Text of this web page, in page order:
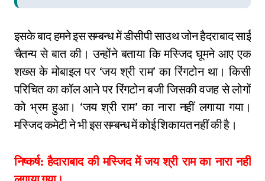
इसके बाद हमने इस सम्बन्ध में डीसीपी साउथ जोन हैदराबाद साईं
चैतन्य से बात की। उन्होंने बताया कि मस्जिद घूमने आए एक
शख्स के मोबाइल पर ‘जय श्री राम’ का रिंगटोन था। किसी
परिचित का कॉल आने पर रिंगटोन बजी जिसकी वजह से लोगों
को भ्रम हुआ। ‘जय श्री राम’ का नारा नहीं लगाया गया।
मस्जिद कमेटी ने भी इस सम्बन्ध में कोई शिकायत नहीं की है।
निष्कर्ष: हैदाराबाद की मस्जिद में जय श्री राम का नारा नहीं